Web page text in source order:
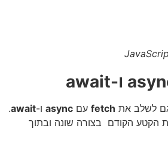
גם לשלב את fetch עם async ו-await
.
הקטע הקודם בצורה שונה ובתוך